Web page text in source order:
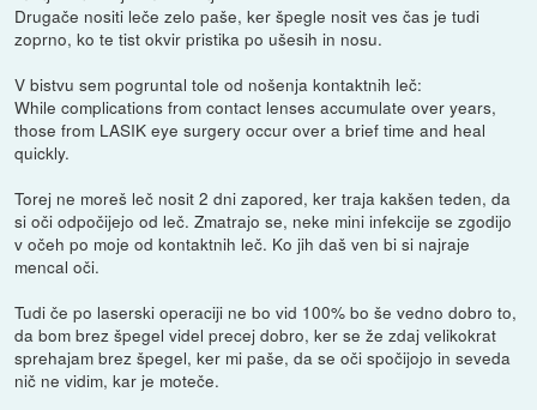
Drugače nositi leče zelo paše, ker špegle nosit ves čas je tudi
zoprno, ko te tist okvir pristika po ušesih in nosu.
V bistvu sem pogruntal tole od nošenja kontaktnih leč:
While complications from contact lenses accumulate over years,
those from LASIK eye surgery occur over a brief time and heal
quickly.
Torej ne moreš leč nosit 2 dni zapored, ker traja kakšen teden, da
si oči odpočijejo od leč. Zmatrajo se, neke mini infekcije se zgodijo
v očeh po moje od kontaktnih leč. Ko jih daš ven bi si najraje
mencal oči.
Tudi če po laserski operaciji ne bo vid 100% bo še vedno dobro to,
da bom brez špegel videl precej dobro, ker se že zdaj velikokrat
sprehajam brez špegel, ker mi paše, da se oči spočijojo in seveda
nič ne vidim, kar je moteče.